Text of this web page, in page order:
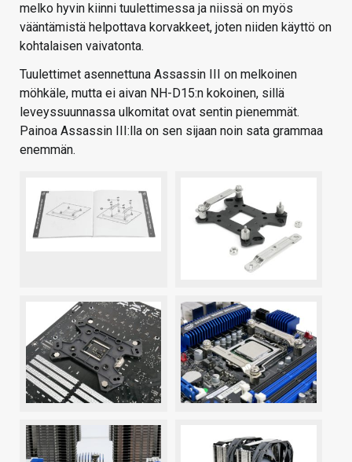
melko hyvin kiinni tuulettimessa ja niissä on myös
vääntämistä helpottava korvakkeet, joten niiden käyttö on
kohtalaisen vaivatonta.
Tuulettimet asennettuna Assassin III on melkoinen
möhkäle, mutta ei aivan NH-D15:n kokoinen, sillä
leveyssuunnassa ulkomitat ovat sentin pienemmät.
Painoa Assassin III:lla on sen sijaan noin sata grammaa
enemmän.